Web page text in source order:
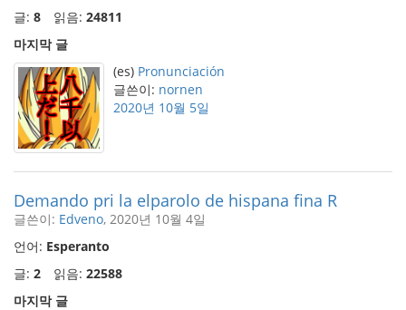
글: 8 읽음: 24811
마지막 글
(es) Pronunciación
글쓴이: nornen
2020년 10월 5일
Demando pri la elparolo de hispana fina R
글쓴이: Edveno, 2020년 10월 4일
언어: Esperanto
글: 2 읽음: 22588
마지막 글